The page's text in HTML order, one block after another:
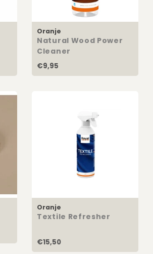
Oranje
Natural Wood Power
Cleaner
€9,95
Oranje
Textile Refresher
€15,50